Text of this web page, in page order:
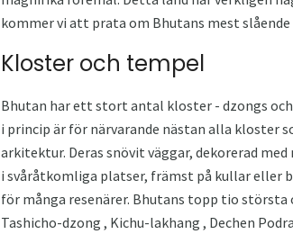
kommer vi att prata om Bhutans mest
Kloster och tempel
Bhutan har ett stort antal kloster - dzongs och
i princip är för närvarande nästan alla kloster
arkitektur. Deras snövit väggar, dekorerad
i svåråtkomliga platser, främst på kullar eller
för många resenärer. Bhutans topp tio
Tashicho-dzong , Kichu-lakhang , Dechen